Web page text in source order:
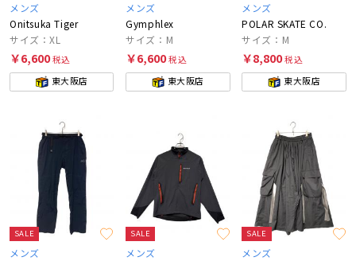
メンズ
Onitsuka Tiger
サイズ：XL
￥6,600税込
東大阪店
メンズ
Gymphlex
サイズ：M
￥6,600税込
東大阪店
メンズ
POLAR SKATE CO.
サイズ：M
￥8,800税込
東大阪店
SALE
メンズ
SALE
メンズ
SALE
メンズ